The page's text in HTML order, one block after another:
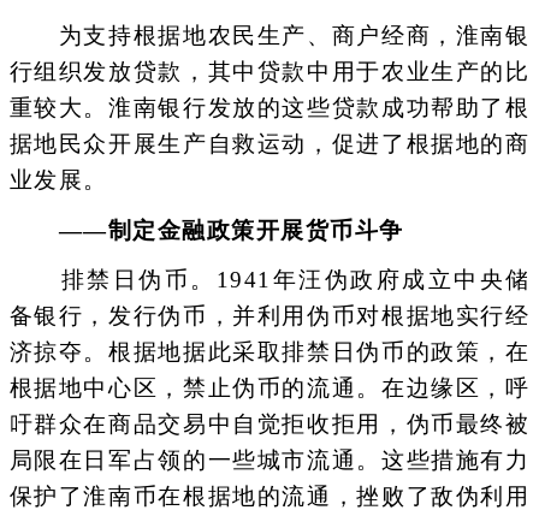
为支持根据地农民生产、商户经商，淮南银
行组织发放贷款，其中贷款中用于农业生产的比
重较大。淮南银行发放的这些贷款成功帮助了根
据地民众开展生产自救运动，促进了根据地的商
业发展。
——制定金融政策开展货币斗争
排禁日伪币。1941年汪伪政府成立中央储
备银行，发行伪币，并利用伪币对根据地实行经
济掠夺。根据地据此采取排禁日伪币的政策，在
根据地中心区，禁止伪币的流通。在边缘区，呼
吁群众在商品交易中自觉拒收拒用，伪币最终被
局限在日军占领的一些城市流通。这些措施有力
保护了淮南币在根据地的流通，挫败了敌伪利用